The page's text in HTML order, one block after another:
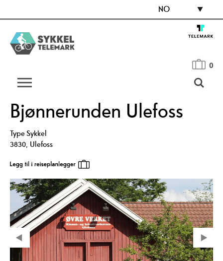
NO
0
Bjønnerunden Ulefoss
TypeSykkel
3830, Ulefoss